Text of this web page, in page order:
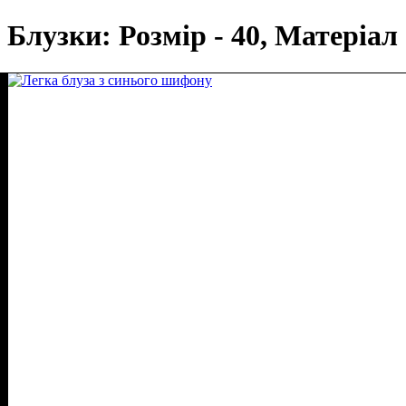
Блузки: Розмір - 40,